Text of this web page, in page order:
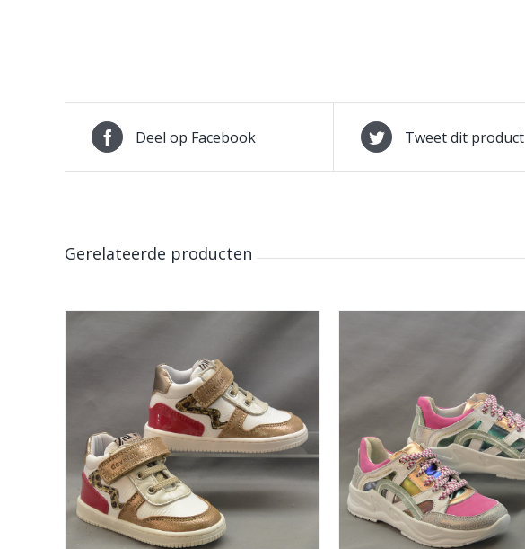
Deel op Facebook Tweet dit product
Gerelateerde producten